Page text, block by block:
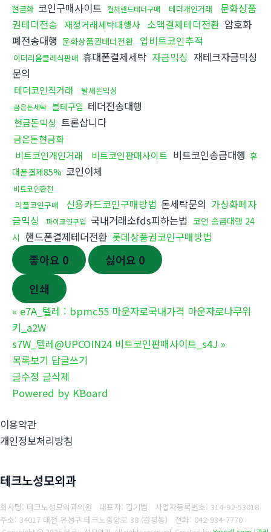
현금화 코인구매사이트 컬쳐랜드테더구매 테더개인거래
문화상품
권테더전송
재정거래세탁대행사 소액결제테더전환 암호화
폐전송대행 문화상품권테더전환 업비트코인추적
이더리움클레식판매 휴대폰결제세탁 자금믹싱 재테크자금믹싱
문의
테더코인직거래 탈세돈믹싱
금은돈세탁 블테구입 테더전송대행
현금돈믹싱 트론삽니다
금은돈현금화
비트코인개인거래
비트코인판매사이트 비트코인송금대행 휴
대폰결제85% 코인이체
비트코인환전
리플코인구매 신용카드코인구매방법 돈세탁문의 가상화폐자
금믹싱
파이코인구입 국내거래소fds피하는법 코인 송금대행 24
시 핸드폰결제테더전환 롯데상품권코인구매방법
좋아요 0 싫어요 0
인쇄
« e7A_텔레 : bpmc55 마운자로국내가격 마운자로나무위
키_a2W
s7W_텔레@UPCOIN24 비트코인판매사이트_s4J »
목록보기 답글쓰기
글수정 글삭제
Powered by KBoard
이용약관
개인정보처리방침
테크노성모외과
회사명: 테크노성모외과의원 대표자: 김기범 사업자등록번호: 314-92-53018
주소: 34017 대전 유성구 테크노중앙로 38 (관평동) 전화: 042-934-7770